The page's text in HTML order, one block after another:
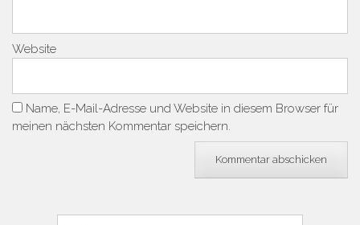
Website
Name, E-Mail-Adresse und Website in diesem Browser für
meinen nächsten Kommentar speichern.
Suchen